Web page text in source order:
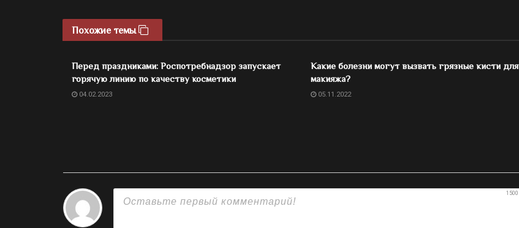
Похожие темы
Перед праздниками: Роспотребнадзор запускает
горячую линию по качеству косметики
04.02.2023
Какие болезни могут вызвать грязные кисти для
макияжа?
05.11.2022
1500